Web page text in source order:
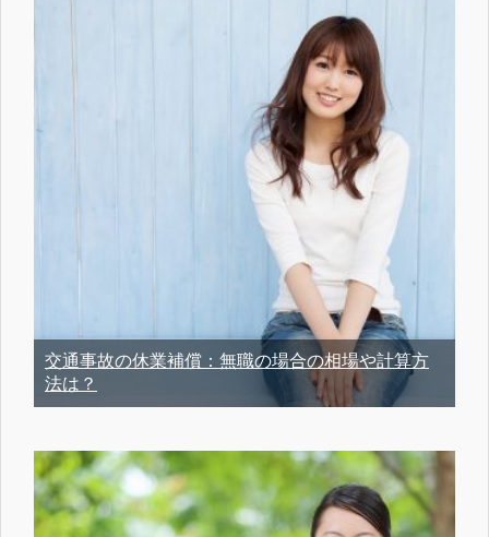
交通事故の休業補償：無職の場合の相場や計算方
法は？